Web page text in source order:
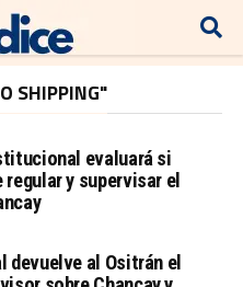
SHIPPING"
evaluará si
regular y supervisar el
devuelve al Ositrán el